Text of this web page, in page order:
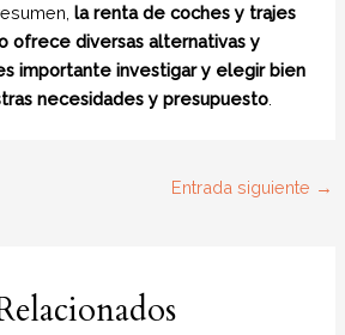
la renta de coches y trajes
ofrece diversas alternativas y
importante investigar y elegir bien
necesidades y presupuesto
Entrada siguiente →